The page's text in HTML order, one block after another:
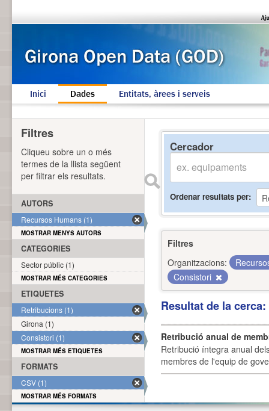
Inici Dades Entitats, àrees i serveis
Cercador
Ordenar resultats per
Filtres
Organitzacions:
Consistori
Resultat de la
Retribució anual de
Retribució íntegra anual
membres de l'equip de
Filtres
Cliqueu sobre un o més
termes de la llista següent
per filtrar els resultats.
AUTORS
Recursos Humans (1)
MOSTRAR MENYS AUTORS
CATEGORIES
Sector públic (1)
MOSTRAR MÉS CATEGORIES
ETIQUETES
Retribucions (1)
Girona (1)
Consistori (1)
MOSTRAR MÉS ETIQUETES
FORMATS
CSV (1)
MOSTRAR MÉS FORMATS